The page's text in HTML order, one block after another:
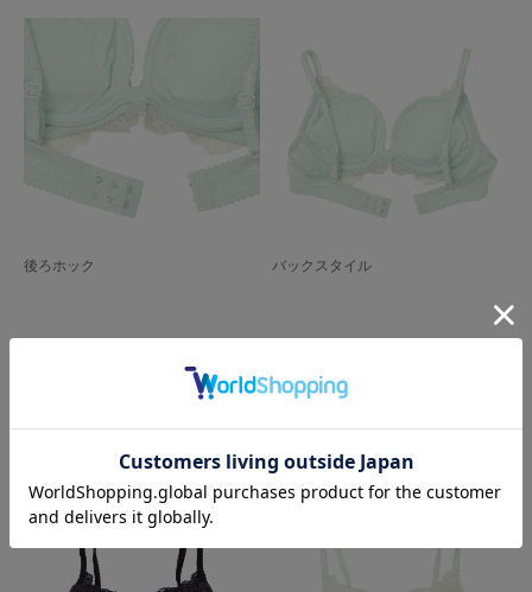
後ろホック バックスタイル
Color Variation